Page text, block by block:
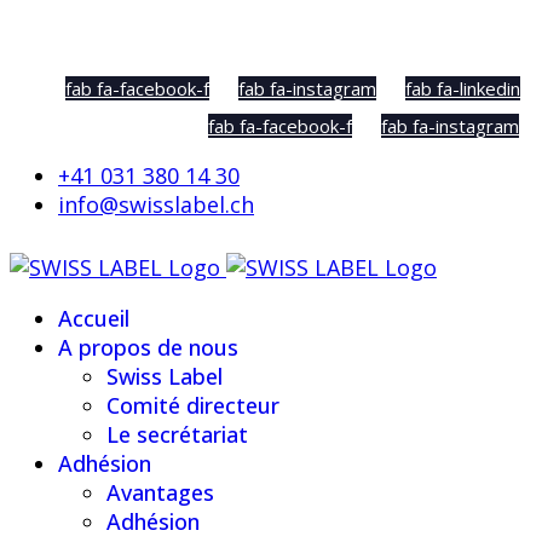
fab fa-facebook-f fab fa-instagram
fab fa-linkedin
fab fa-facebook-f
fab fa-instagram
+41 031 380 14 30
info@swisslabel.ch
Accueil
A propos de nous
Swiss Label
Comité directeur
Le secrétariat
Adhésion
Avantages
Adhésion